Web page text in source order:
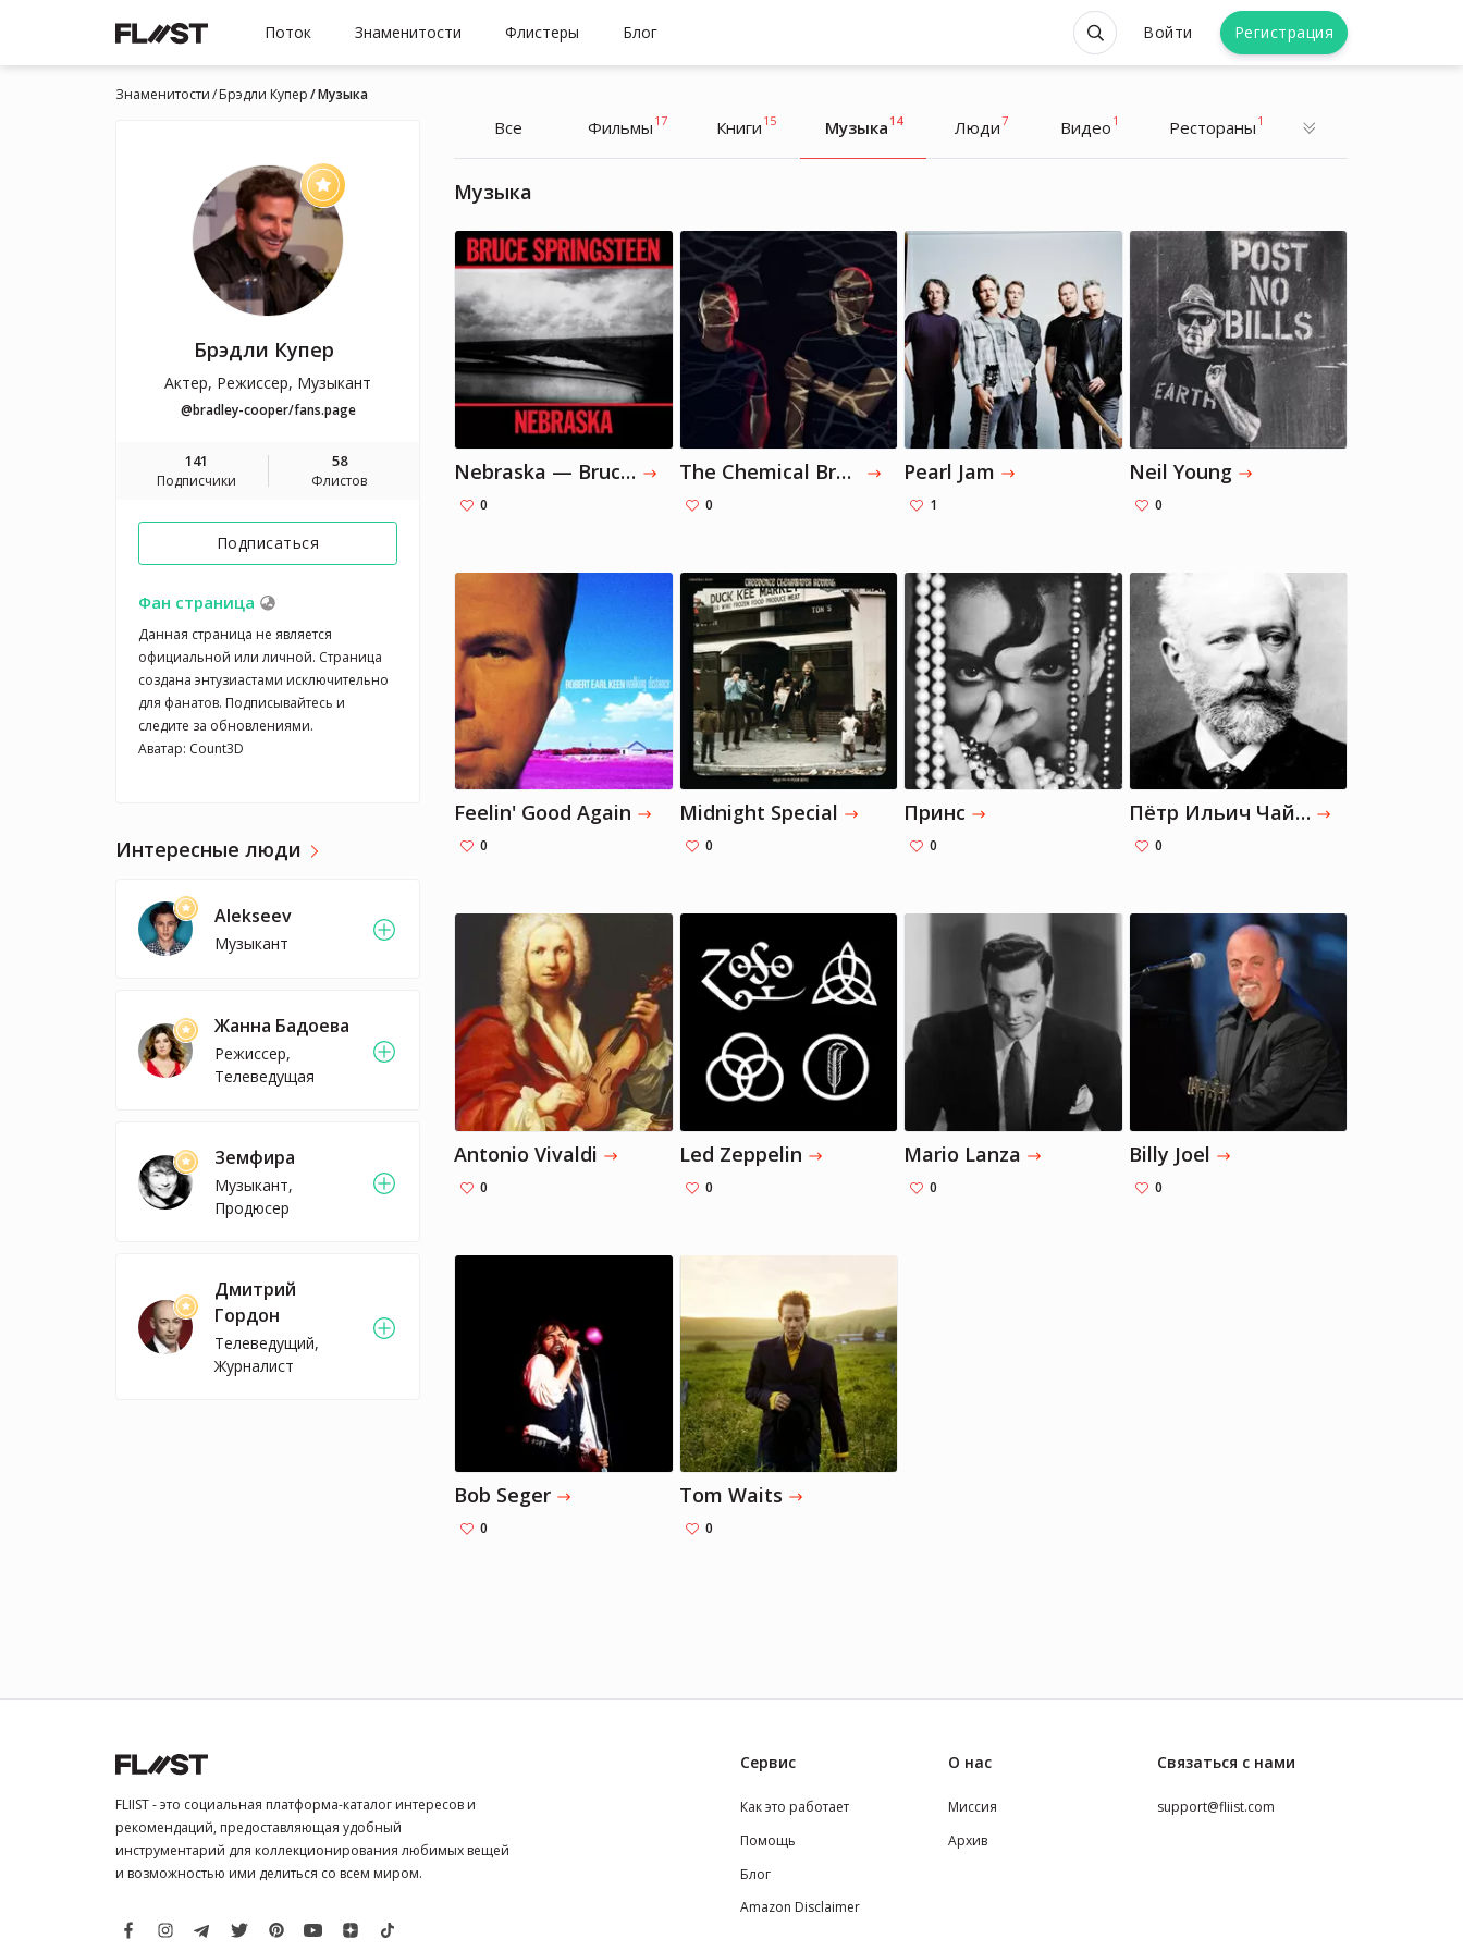
Поток Знаменитости Флистеры Блог Войти Регистрация
Знаменитости Брэдли Купер Музыка
Брэдли Купер
Актер, Режиссер, Музыкант
@bradley-cooper/fans.page
141
Подписчики
58
Флистов
Подписаться
Фан страница
Данная страница не является
официальной или личной. Страница
создана энтузиастами исключительно
для фанатов. Подписывайтесь и
следите за обновлениями.
Аватар: Count3D
Интересные люди
Alekseev
Музыкант
Жанна Бадоева
Режиссер,
Телеведущая
Земфира
Музыкант,
Продюсер
Дмитрий
Гордон
Телеведущий,
Журналист
Все Фильмы 17 Книги 15 Музыка 14 Люди7 Видео 1 Рестораны 1
Музыка
Nebraska — Bruce Springsteen
Брэдли Купер
Актер, Режиссер, Музыкант
0
The Chemical Brothers
Брэдли Купер
Актер, Режиссер, Музыкант
0
Pearl Jam
Брэдли Купер
Актер, Режиссер, Музыкант
1
Neil Young
Брэдли Купер
Актер, Режиссер, Музыкант
0
Feelin' Good Again
0
Midnight Special
Брэдли Купер
Актер, Режиссер, Музыкант
0
Принс
Брэдли Купер
Актер, Режиссер, Музыкант
0
Пётр Ильич Чайковский
Брэдли Купер
Актер, Режиссер, Музыкант
0
Antonio Vivaldi
Актер, Режиссер, Музыкант
0
Led Zeppelin
Брэдли Купер
Актер, Режиссер, Музыкант
0
Mario Lanza
0
Billy Joel
Брэдли Купер
Актер, Режиссер, Музыкант
0
Bob Seger
0
Tom Waits
Брэдли Купер
Актер, Режиссер, Музыкант
0
FLIIST - это социальная платформа-каталог интересов и
рекомендаций, предоставляющая удобный
инструментарий для коллекционирования любимых вещей
и возможностью ими делиться со всем миром.
Сервис
Как это работает
Помощь
Блог
Amazon Disclaimer
О нас
Миссия
Архив
Связаться с нами
support@fliist.com